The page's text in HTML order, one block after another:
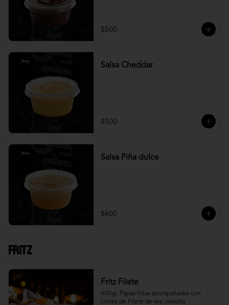
$500
Salsa Cheddar
$500
Salsa Piña dulce
$600
Fritz
Fritz Filete
400gr. Papas fritas acompañadas con
cortes de Filete de res, cebolla